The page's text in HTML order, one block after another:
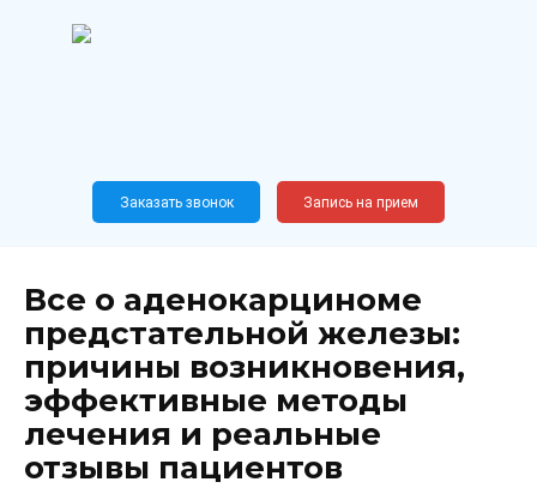
Новослободская, 62, к12
Заказать звонок Запись на прием
Все о аденокарциноме
предстательной железы:
причины возникновения,
эффективные методы
лечения и реальные
отзывы пациентов